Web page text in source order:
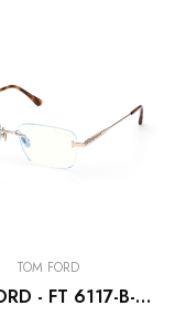
TOM FORD
TOM FORD - FT 6117-B-028